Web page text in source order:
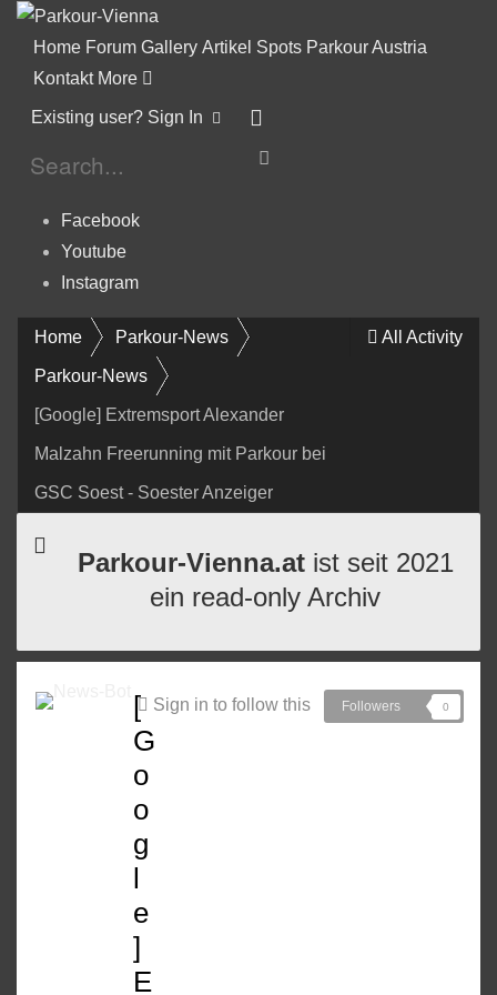
Home Forum Gallery Artikel Spots Parkour Austria
Kontakt More
Existing user? Sign In
Facebook
Youtube
Instagram
All Activity
Home Parkour-News
Parkour-News
[Google] Extremsport Alexander
Malzahn Freerunning mit Parkour bei
GSC Soest - Soester Anzeiger
Parkour-Vienna.atist seit 2021
ein read-only Archiv
Sign in to follow this Followers 0
[
G
o
o
g
l
e
]
E